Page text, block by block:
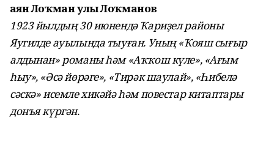
Ғаян Лоҡман улы Лоҡманов
1923 йылдың 30 июнендә Ҡариҙел районы
Яугилде ауылында тыуған. Уның «Ҡояш сығыр
алдынан» романы һәм «Аҡҡош күле», «Ағым
һыу», «Әсә йөрәге», «Тирәк шаулай», «Һибелә
сәскә» исемле хикәйә һәм повестар китаптары
донъя күргән.